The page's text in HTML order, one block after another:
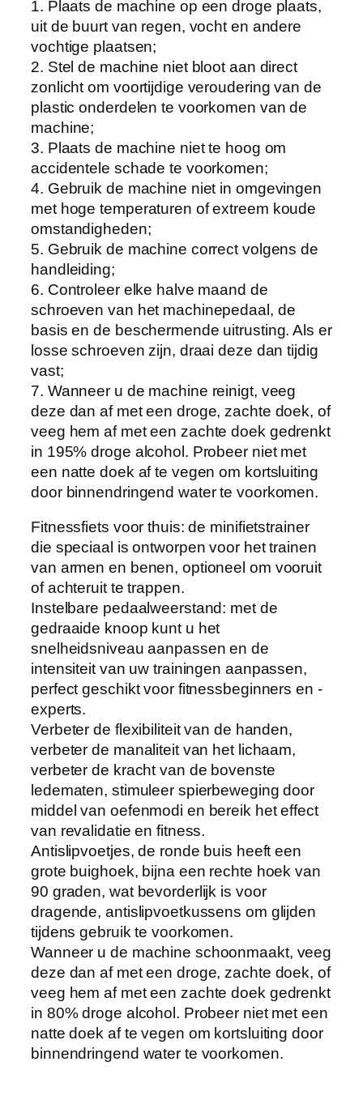
1. Plaats de machine op een droge plaats,
uit de buurt van regen, vocht en andere
vochtige plaatsen;
2. Stel de machine niet bloot aan direct
zonlicht om voortijdige veroudering van de
plastic onderdelen te voorkomen van de
machine;
3. Plaats de machine niet te hoog om
accidentele schade te voorkomen;
4. Gebruik de machine niet in omgevingen
met hoge temperaturen of extreem koude
omstandigheden;
5. Gebruik de machine correct volgens de
handleiding;
6. Controleer elke halve maand de
schroeven van het machinepedaal, de
basis en de beschermende uitrusting. Als er
losse schroeven zijn, draai deze dan tijdig
vast;
7. Wanneer u de machine reinigt, veeg
deze dan af met een droge, zachte doek, of
veeg hem af met een zachte doek gedrenkt
in 195% droge alcohol. Probeer niet met
een natte doek af te vegen om kortsluiting
door binnendringend water te voorkomen.
Fitnessfiets voor thuis: de minifietstrainer
die speciaal is ontworpen voor het trainen
van armen en benen, optioneel om vooruit
of achteruit te trappen.
Instelbare pedaalweerstand: met de
gedraaide knoop kunt u het
snelheidsniveau aanpassen en de
intensiteit van uw trainingen aanpassen,
perfect geschikt voor fitnessbeginners en -
experts.
Verbeter de flexibiliteit van de handen,
verbeter de manaliteit van het lichaam,
verbeter de kracht van de bovenste
ledematen, stimuleer spierbeweging door
middel van oefenmodi en bereik het effect
van revalidatie en fitness.
Antislipvoetjes, de ronde buis heeft een
grote buighoek, bijna een rechte hoek van
90 graden, wat bevorderlijk is voor
dragende, antislipvoetkussens om glijden
tijdens gebruik te voorkomen.
Wanneer u de machine schoonmaakt, veeg
deze dan af met een droge, zachte doek, of
veeg hem af met een zachte doek gedrenkt
in 80% droge alcohol. Probeer niet met een
natte doek af te vegen om kortsluiting door
binnendringend water te voorkomen.